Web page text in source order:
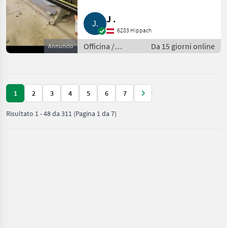
Annuncio
J .
6283 Hippach
Officina /
Attrezzeria
Da 15 giorni online
1 2 3 4 5 6 7
Risultato 1-48da 311 (Pagina 1 da 7)